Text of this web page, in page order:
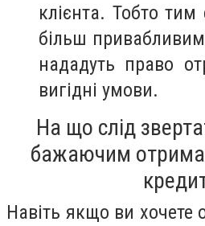
клієнта. Тобто
більш
нададуть право
вигідні умови.
На що слід
бажаючим
Навіть якщо ви хочете